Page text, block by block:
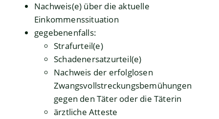
Nachweis(e) über die aktuelle
Einkommenssituation
gegebenenfalls:
Strafurteil(e)
Schadenersatzurteil(e)
Nachweis der erfolglosen
Zwangsvollstreckungsbemühungen
gegen den Täter oder die Täterin
ärztliche Atteste